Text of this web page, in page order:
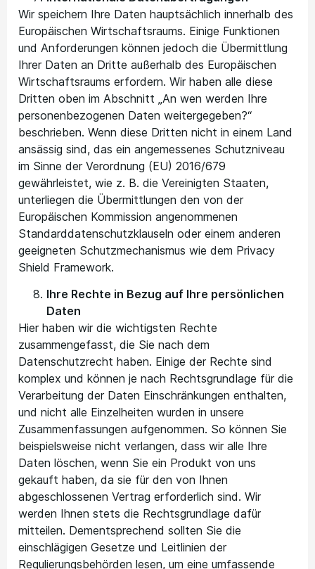
Wir speichern Ihre Daten hauptsächlich innerhalb des
Europäischen Wirtschaftsraums. Einige Funktionen
und Anforderungen können jedoch die Übermittlung
Ihrer Daten an Dritte außerhalb des Europäischen
Wirtschaftsraums erfordern. Wir haben alle diese
Dritten oben im Abschnitt „An wen werden Ihre
personenbezogenen Daten weitergegeben?“
beschrieben. Wenn diese Dritten nicht in einem Land
ansässig sind, das ein angemessenes Schutzniveau
im Sinne der Verordnung (EU) 2016/679
gewährleistet, wie z. B. die Vereinigten Staaten,
unterliegen die Übermittlungen den von der
Europäischen Kommission angenommenen
Standarddatenschutzklauseln oder einem anderen
geeigneten Schutzmechanismus wie dem Privacy
Shield Framework.
Ihre Rechte in Bezug auf Ihre persönlichen
Daten
Hier haben wir die wichtigsten Rechte
zusammengefasst, die Sie nach dem
Datenschutzrecht haben. Einige der Rechte sind
komplex und können je nach Rechtsgrundlage für die
Verarbeitung der Daten Einschränkungen enthalten,
und nicht alle Einzelheiten wurden in unsere
Zusammenfassungen aufgenommen. So können Sie
beispielsweise nicht verlangen, dass wir alle Ihre
Daten löschen, wenn Sie ein Produkt von uns
gekauft haben, da sie für den von Ihnen
abgeschlossenen Vertrag erforderlich sind. Wir
werden Ihnen stets die Rechtsgrundlage dafür
mitteilen. Dementsprechend sollten Sie die
einschlägigen Gesetze und Leitlinien der
Regulierungsbehörden lesen, um eine umfassende